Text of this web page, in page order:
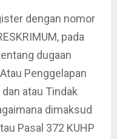
dengan nomor
pada
dugaan
Penggelapan
atau Tindak
dimaksud
Pasal 372 KUHP